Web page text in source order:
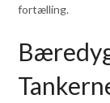
fortælling.